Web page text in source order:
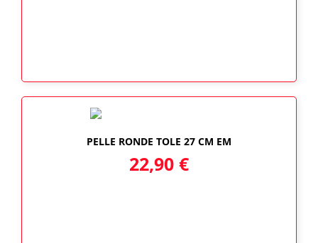
PELLE RONDE TOLE 27 CM EM
22,90 €